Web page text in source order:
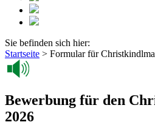
Sie befinden sich hier:
Startseite > Formular für
Bewerbung für den
2026